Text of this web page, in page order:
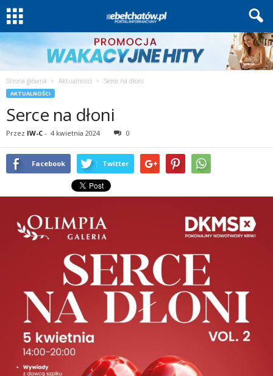
Strona główna Aktualności Serce na dłoni
AKTUALNOŚCI
Serce na dłoni
Przez IW-C - 4 kwietnia 2024 0
Facebook Twitter